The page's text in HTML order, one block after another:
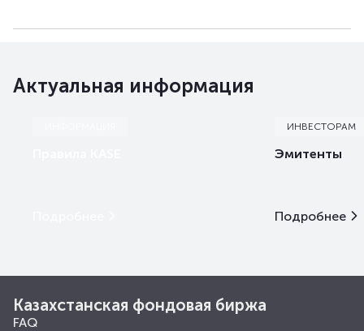
Актуальная информация
ИНВЕСТОРАМ
Эмитенты
Подробнее
Казахстанская фондовая биржа
FAQ